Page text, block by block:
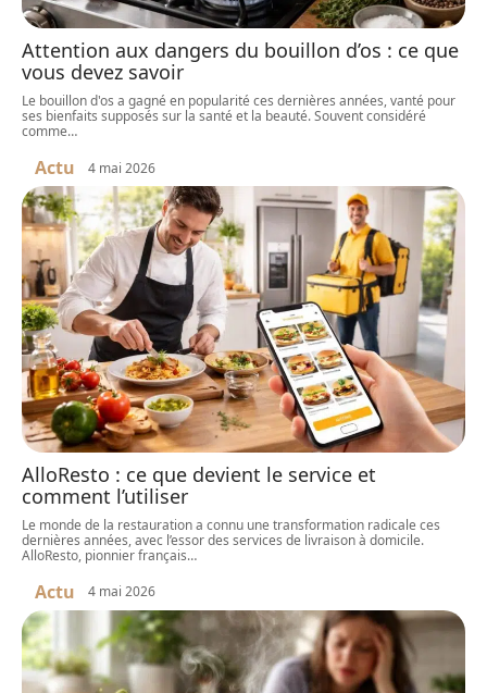
Attention aux dangers du bouillon d’os : ce que
vous devez savoir
Le bouillon d'os a gagné en popularité ces dernières années, vanté pour
ses bienfaits supposés sur la santé et la beauté. Souvent considéré
comme…
Actu 4 mai 2026
AlloResto : ce que devient le service et
comment l’utiliser
Le monde de la restauration a connu une transformation radicale ces
dernières années, avec l’essor des services de livraison à domicile.
AlloResto, pionnier français…
Actu 4 mai 2026